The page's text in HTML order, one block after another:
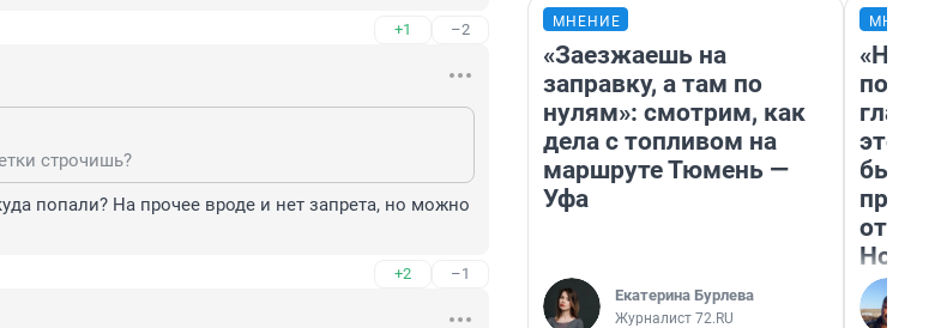
+1 –2
строчишь?
попали? На прочее вроде и нет запрета, но можно
+2 –1
МНЕНИЕ
«Заезжаешь на
заправку, а там по
нулям»: смотрим, как
дела с топливом на
маршруте Тюмень —
Уфа
Екатерина Бурлева
Журналист 72.RU
этого
бьет